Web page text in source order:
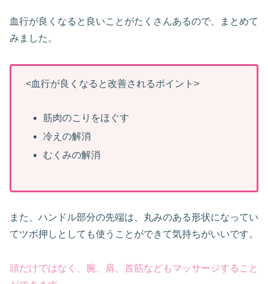
血行が良くなると良いことがたくさんあるので、まとめて
みました。
<血行が良くなると改善されるポイント>
筋肉のこりをほぐす
冷えの解消
むくみの解消
また、ハンドル部分の先端は、丸みのある形状になってい
てツボ押しとしても使うことができて気持ちがいいです。
頭だけではなく、腕、肩、首筋などもマッサージすること